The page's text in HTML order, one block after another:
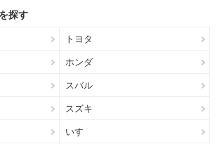
探す
トヨタ
ホンダ
スバル
スズキ
いすゞ